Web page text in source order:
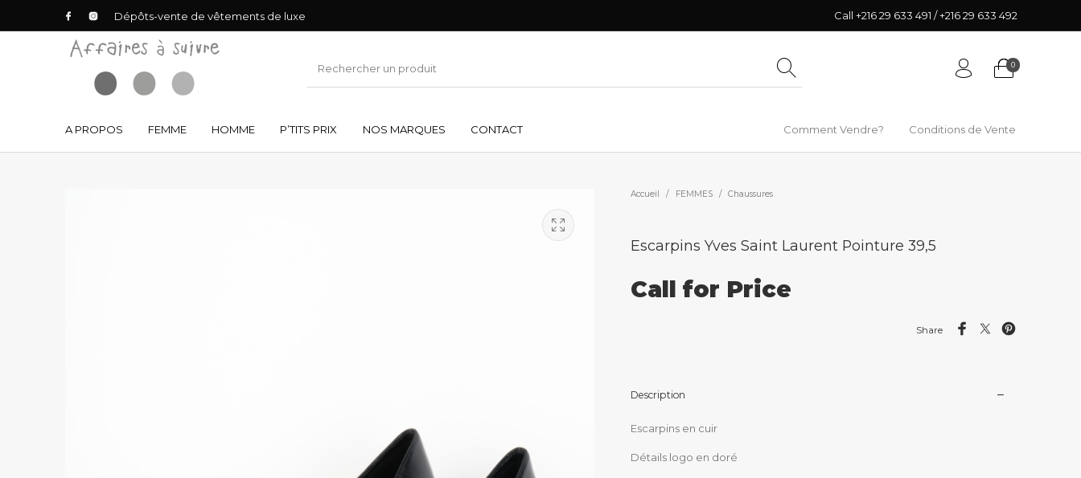
Dépôts-vente de vêtements de luxe Call +216 29 633 491 / +216 29 633 492
0
A PROPOS FEMME HOMME P’TITS PRIX NOS MARQUES CONTACT Comment Vendre? Conditions de Vente
Accueil / FEMMES / Chaussures
Escarpins Yves Saint Laurent Pointure 39,5
Call for Price
Share
Description
Escarpins en cuir
Détails logo en doré